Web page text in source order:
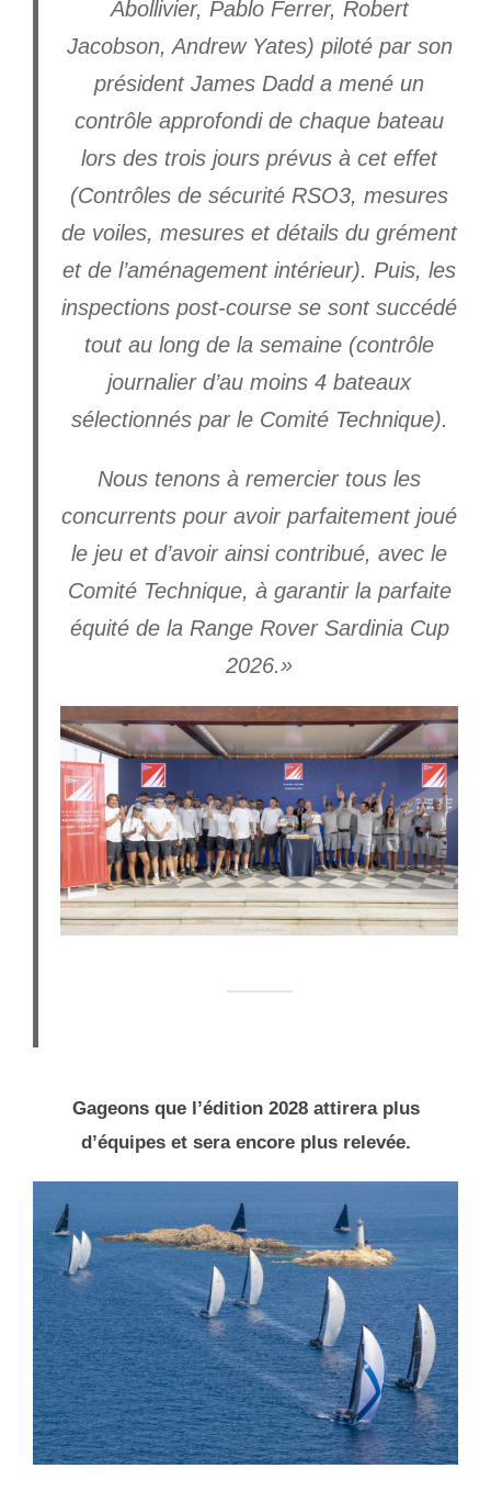
Abollivier, Pablo Ferrer, Robert
Jacobson, Andrew Yates) piloté par son
président James Dadd a mené un
contrôle approfondi de chaque bateau
lors des trois jours prévus à cet effet
(Contrôles de sécurité RSO3, mesures
de voiles, mesures et détails du grément
et de l’aménagement intérieur). Puis, les
inspections post-course se sont succédé
tout au long de la semaine (contrôle
journalier d’au moins 4 bateaux
sélectionnés par le Comité Technique).
Nous tenons à remercier tous les
concurrents pour avoir parfaitement joué
le jeu et d’avoir ainsi contribué, avec le
Comité Technique, à garantir la parfaite
équité de la Range Rover Sardinia Cup
2026.»
Gageons que l’édition 2028 attirera plus
d’équipes et sera encore plus relevée.